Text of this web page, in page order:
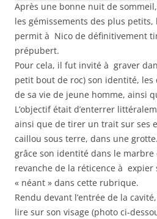
Après une bonne nuit de
les gémissements des plus
permit à Nico de définitivement
prépubert.
Pour cela, il fut invité à graver
petit bout de roc) son identité,
de sa vie de jeune homme, ainsi
L’objectif était d’enterrer
ainsi que de tirer un trait sur ses
caillou sous terre, dans une
grâce son identité dans le
revanche de la réticence à expier
« néant » dans cette rubrique.
Rendu devant l’entrée de la
lire sur son visage (photo ci-